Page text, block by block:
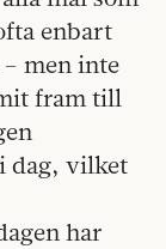
enbart
men inte
fram till
dag, vilket
har